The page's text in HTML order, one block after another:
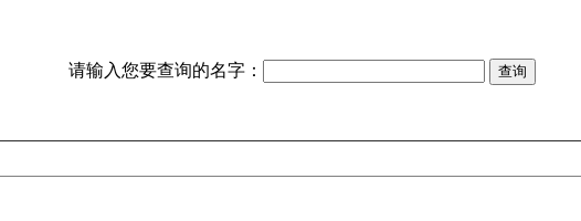
请输入您要查询的名字：